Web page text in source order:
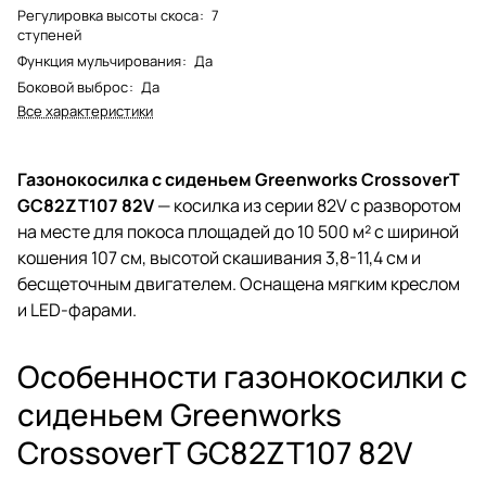
Регулировка высоты скоса: 7
ступеней
Функция мульчирования: Да
Боковой выброс: Да
Все характеристики
Газонокосилка с сиденьем Greenworks CrossoverT
GC82ZT107 82V— косилка из серии 82V c разворотом
на месте для покоса площадей до 10 500 м² с шириной
кошения 107 см, высотой скашивания 3,8-11,4 см и
бесщеточным двигателем. Оснащена мягким креслом
и LED-фарами.
Особенности газонокосилки с
сиденьем Greenworks
CrossoverT GC82ZT107 82V